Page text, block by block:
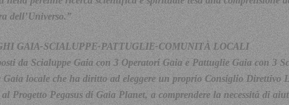
dell’Universo.”
GAIA-SCIALUPPE-PATTUGLIE-COMUNITÀ LOCALI
da Scialuppe Gaia con 3 Operatori Gaia e Pattuglie Gaia con 3
locale che ha diritto ad eleggere un proprio Consiglio Direttivo
Progetto Pegasus di Gaia Planet, a comprendere la necessità di